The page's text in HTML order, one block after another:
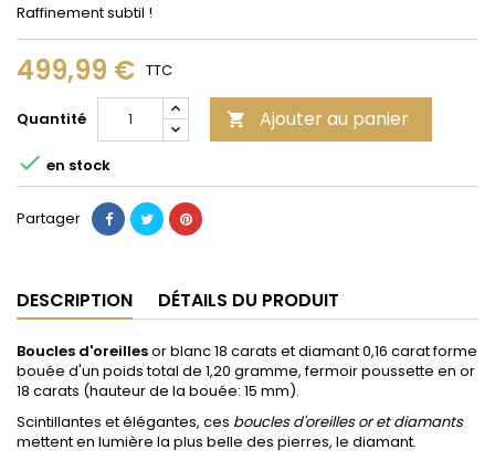
Raffinement subtil !
499,99 € TTC
Quantité  Ajouter au panier
 en stock
Partager
DESCRIPTION DÉTAILS DU PRODUIT
Boucles d'oreillesor blanc 18 carats et diamant 0,16 carat forme
bouée d'un poids total de 1,20 gramme, fermoir poussette en or
18 carats (hauteur de la bouée: 15 mm).
Scintillantes et élégantes, ces boucles d'oreilles or et diamants
mettent en lumière la plus belle des pierres, le diamant.